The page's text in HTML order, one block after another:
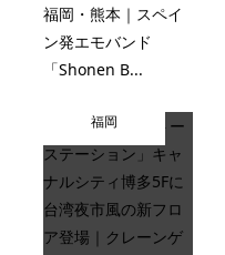
福岡・熊本｜スペイ
ン発エモバンド
「Shonen B...
福岡